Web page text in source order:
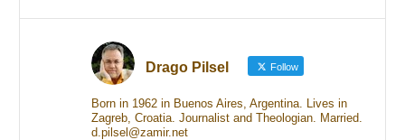
Drago Pilsel Follow
Born in 1962 in Buenos Aires, Argentina. Lives in
Zagreb, Croatia. Journalist and Theologian. Married.
d.pilsel@zamir.net